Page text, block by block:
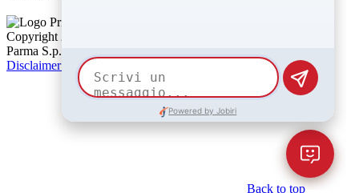
Copyright 2026 | Engineered and powered by Gruppo Spaggiari
Parma S.p.A. | Divisione Publishing & New Social Media
Disclaimer trattamento dati personali
Back to top